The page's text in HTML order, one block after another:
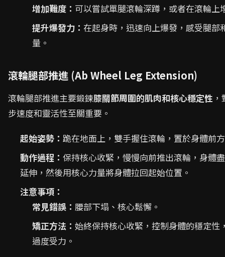
增加難度： 可以嘗試單腿滾輪深蹲，或者在滾輪上
提升爆發力： 在起身時，迅速向上爆發，感受腿部
量。
滾輪腿部推進 (Ab Wheel Leg Extension)
滾輪腿部推進主要鍛鍊膝關節周圍的肌肉和核心穩定性
步速度和靈活性至關重要。
起始姿勢： 跪在地面上，雙手握住滾輪，置於身體前
動作過程： 保持核心收緊，慢慢向前推出滾輪，身體
延伸，然後用核心力量將身體拉回起始位置。
注意事項：
常見錯誤： 腰部下塌、核心鬆懈。
矯正方法： 始終保持核心收緊，控制身體的穩定性
過度受力。